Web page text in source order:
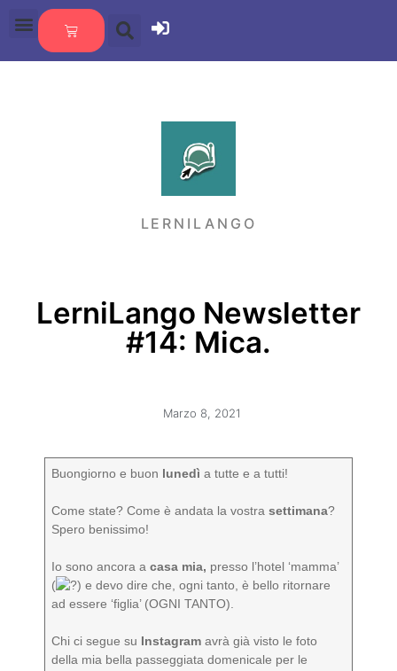
LERNILANGO
LerniLango Newsletter
#14: Mica.
Marzo 8, 2021
Buongiorno e buon lunedì a tutte e a tutti!
Come state? Come è andata la vostrasettimana?
Spero benissimo!
Io sono ancora acasa mia, presso l’hotel ‘mamma’
(
) e devo dire che, ogni tanto, è bello ritornare
ad essere ‘figlia’ (OGNI TANTO).
Chi ci segue su Instagram avrà già visto le foto
della mia bella passeggiata domenicale per le